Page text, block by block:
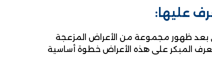
عليها:
بعد ظهور مجموعة من الأعراض المزعجة
المبكر على هذه الأعراض خطوة أساسية